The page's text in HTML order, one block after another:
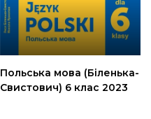
Польська мова (Біленька-
Свистович) 6 клас 2023